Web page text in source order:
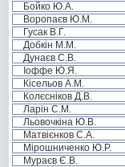
Бойко Ю.А.
Воропаєв Ю.М.
Гусак В.Г.
Добкін М.М.
Дунаєв С.В.
Іоффе Ю.Я.
Кісельов А.М.
Колєсніков Д.В.
Ларін С.М.
Льовочкіна Ю.В.
Матвієнков С.А.
Мірошниченко Ю.Р.
Мураєв Є.В.